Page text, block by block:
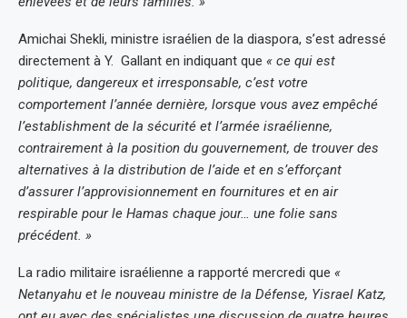
Amichai Shekli, ministre israélien de la diaspora, s’est adressé
directement à Y. Gallant en indiquant que « ce qui est
politique, dangereux et irresponsable, c’est votre
comportement l’année dernière, lorsque vous avez empêché
l’establishment de la sécurité et l’armée israélienne,
contrairement à la position du gouvernement, de trouver des
alternatives à la distribution de l’aide et en s’efforçant
d’assurer l’approvisionnement en fournitures et en air
respirable pour le Hamas chaque jour… une folie sans
précédent. »
La radio militaire israélienne a rapporté mercredi que «
Netanyahu et le nouveau ministre de la Défense, Yisrael Katz,